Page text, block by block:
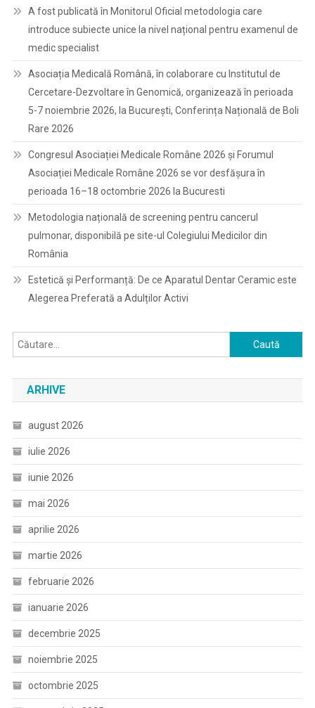
A fost publicată în Monitorul Oficial metodologia care
introduce subiecte unice la nivel național pentru examenul de
medic specialist
Asociația Medicală Română, în colaborare cu Institutul de
Cercetare-Dezvoltare în Genomică, organizează în perioada
5-7 noiembrie 2026, la București, Conferința Națională de Boli
Rare 2026
Congresul Asociației Medicale Române 2026 și Forumul
Asociației Medicale Române 2026 se vor desfășura în
perioada 16–18 octombrie 2026 la Bucuresti
Metodologia națională de screening pentru cancerul
pulmonar, disponibilă pe site-ul Colegiului Medicilor din
România
Estetică și Performanță: De ce Aparatul Dentar Ceramic este
Alegerea Preferată a Adulților Activi
Caută
după:
ARHIVE
august 2026
iulie 2026
iunie 2026
mai 2026
aprilie 2026
martie 2026
februarie 2026
ianuarie 2026
decembrie 2025
noiembrie 2025
octombrie 2025